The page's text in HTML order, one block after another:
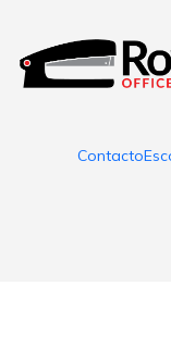
Contacto